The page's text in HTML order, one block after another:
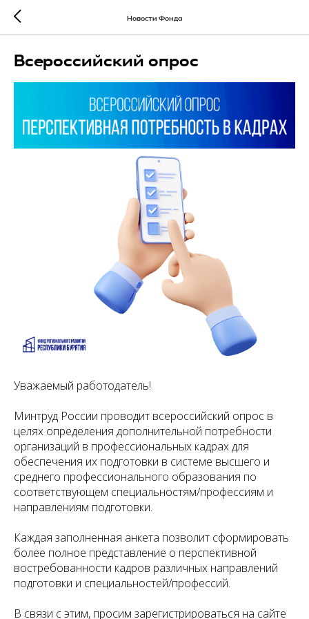
Новости Фонда
Всероссийский опрос
Уважаемый работодатель!
Минтруд России проводит всероссийский опрос в
целях определения дополнительной потребности
организаций в профессиональных кадрах для
обеспечения их подготовки в системе высшего и
среднего профессионального образования по
соответствующем специальностям/профессиям и
направлениям подготовки.
Каждая заполненная анкета позволит сформировать
более полное представление о перспективной
востребованности кадров различных направлений
подготовки и специальностей/профессий.
В связи с этим, просим зарегистрироваться на сайте